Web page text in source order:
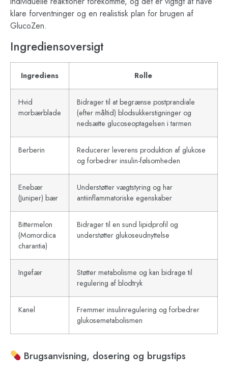
klare forventninger og en realistisk plan for brugen af
GlucoZen.
Ingrediensoversigt
Ingrediens Rolle
Hvid
morbærblade
Bidrager til at begrænse postprandiale
(efter måltid) blodsukkerstigninger og
nedsætte glucoseoptagelsen i tarmen
Berberin
Reducerer leverens produktion af glukose
og forbedrer insulin-følsomheden
Enebær
(Juniper) bær
Understøtter vægtstyring og har
antiinflammatoriske egenskaber
Bittermelon
(Momordica
charantia)
Bidrager til en sund lipidprofil og
understøtter glukoseudnyttelse
Ingefær
Støtter metabolisme og kan bidrage til
regulering af blodtryk
Kanel
Fremmer insulinregulering og forbedrer
glukosemetabolismen
Brugsanvisning, dosering og brugstips